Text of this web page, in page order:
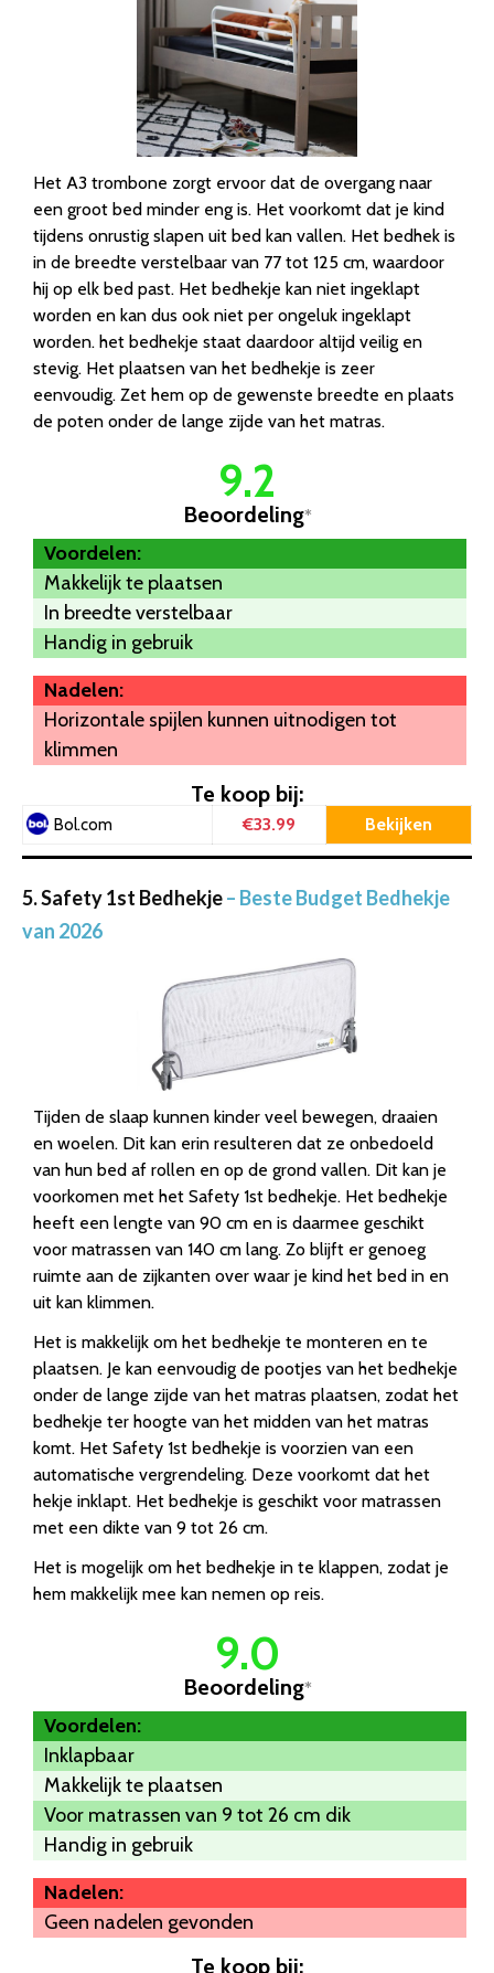
Het A3 trombone zorgt ervoor dat de overgang naar
een groot bed minder eng is. Het voorkomt dat je kind
tijdens onrustig slapen uit bed kan vallen. Het bedhek is
in de breedte verstelbaar van 77 tot 125 cm, waardoor
hij op elk bed past. Het bedhekje kan niet ingeklapt
worden en kan dus ook niet per ongeluk ingeklapt
worden. het bedhekje staat daardoor altijd veilig en
stevig. Het plaatsen van het bedhekje is zeer
eenvoudig. Zet hem op de gewenste breedte en plaats
de poten onder de lange zijde van het matras.
9.2
Beoordeling*
Voordelen:
Makkelijk te plaatsen
In breedte verstelbaar
Handig in gebruik
Nadelen:
Horizontale spijlen kunnen uitnodigen tot
klimmen
Te koop bij:
Bol.com €33.99 Bekijken
5. Safety 1st Bedhekje– Beste Budget Bedhekje
van 2026
Tijden de slaap kunnen kinder veel bewegen, draaien
en woelen. Dit kan erin resulteren dat ze onbedoeld
van hun bed af rollen en op de grond vallen. Dit kan je
voorkomen met het Safety 1st bedhekje. Het bedhekje
heeft een lengte van 90 cm en is daarmee geschikt
voor matrassen van 140 cm lang. Zo blijft er genoeg
ruimte aan de zijkanten over waar je kind het bed in en
uit kan klimmen.
Het is makkelijk om het bedhekje te monteren en te
plaatsen. Je kan eenvoudig de pootjes van het bedhekje
onder de lange zijde van het matras plaatsen, zodat het
bedhekje ter hoogte van het midden van het matras
komt. Het Safety 1st bedhekje is voorzien van een
automatische vergrendeling. Deze voorkomt dat het
hekje inklapt. Het bedhekje is geschikt voor matrassen
met een dikte van 9 tot 26 cm.
Het is mogelijk om het bedhekje in te klappen, zodat je
hem makkelijk mee kan nemen op reis.
9.0
Beoordeling*
Voordelen:
Inklapbaar
Makkelijk te plaatsen
Voor matrassen van 9 tot 26 cm dik
Handig in gebruik
Nadelen:
Geen nadelen gevonden
Te koop bij: